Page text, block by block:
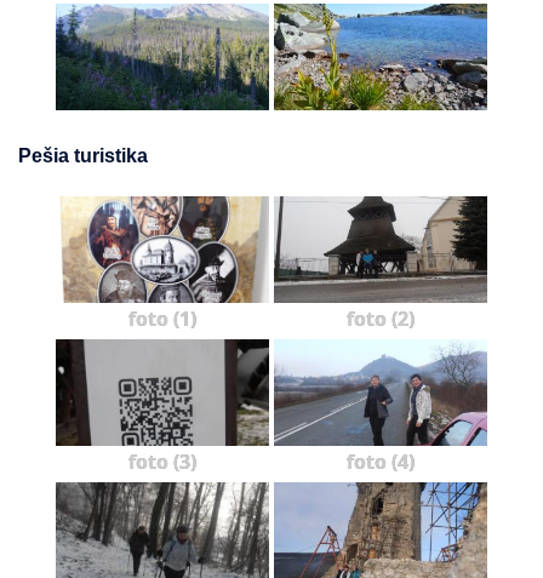
Pešia turistika
foto (1) foto (2)
foto (3) foto (4)